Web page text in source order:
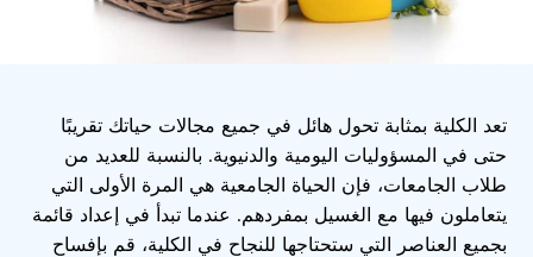
تعد الكلية بمثابة تحول هائل في جميع مجالات حياتك تقريبًا
حتى في المسؤوليات اليومية والدنيوية. بالنسبة للعديد من
طلاب الجامعات، فإن الحياة الجامعية هي المرة الأولى التي
يتعاملون فيها مع الغسيل بمفردهم. عندما تبدأ في إعداد قائمة
بجميع العناصر التي ستحتاجها للنجاح في الكلية، قم بإفساح